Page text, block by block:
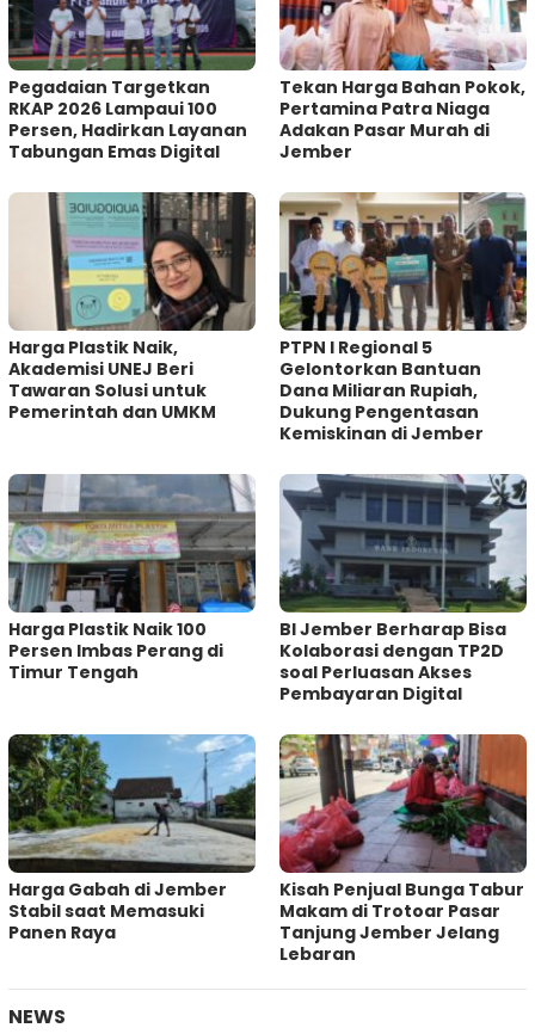
Pegadaian Targetkan
RKAP 2026 Lampaui 100
Persen, Hadirkan Layanan
Tabungan Emas Digital
Tekan Harga Bahan Pokok,
Pertamina Patra Niaga
Adakan Pasar Murah di
Jember
Harga Plastik Naik,
Akademisi UNEJ Beri
Tawaran Solusi untuk
Pemerintah dan UMKM
PTPN I Regional 5
Gelontorkan Bantuan
Dana Miliaran Rupiah,
Dukung Pengentasan
Kemiskinan di Jember
Harga Plastik Naik 100
Persen Imbas Perang di
Timur Tengah
BI Jember Berharap Bisa
Kolaborasi dengan TP2D
soal Perluasan Akses
Pembayaran Digital
Harga Gabah di Jember
Stabil saat Memasuki
Panen Raya
Kisah Penjual Bunga Tabur
Makam di Trotoar Pasar
Tanjung Jember Jelang
Lebaran
NEWS